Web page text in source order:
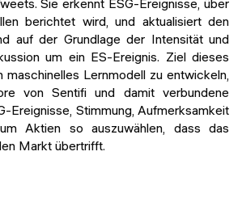
Sie erkennt ESG-Ereignisse, über
berichtet wird, und aktualisiert den
auf der Grundlage der Intensität und
um ein ES-Ereignis. Ziel dieses
maschinelles Lernmodell zu entwickeln,
von Sentifi und damit verbundene
Ereignisse, Stimmung, Aufmerksamkeit
Aktien so auszuwählen, dass das
Markt übertrifft.